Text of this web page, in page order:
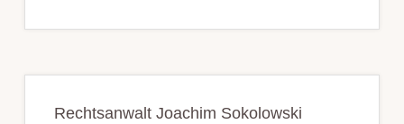
Rechtsanwalt Joachim Sokolowski